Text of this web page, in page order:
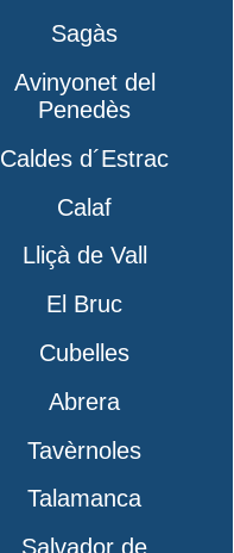
Sagàs
Avinyonet del
Penedès
Caldes d´Estrac
Calaf
Lliçà de Vall
El Bruc
Cubelles
Abrera
Tavèrnoles
Talamanca
Salvador de